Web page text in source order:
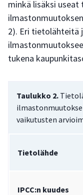
minkä lisäksi
2). Eri tietolähteitä
tukena
Taulukko 2.
vaikutusten
Tietolähde
IPCC:n kuudes